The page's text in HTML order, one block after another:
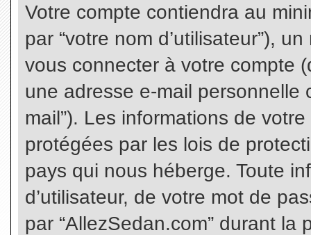
Votre compte contiendra au
par “votre nom d’utilisateur”),
vous connecter à votre compte
une adresse e-mail personnelle
mail”). Les informations de
protégées par les lois de
pays qui nous héberge. Toute
d’utilisateur, de votre mot de
par “AllezSedan.com” durant la